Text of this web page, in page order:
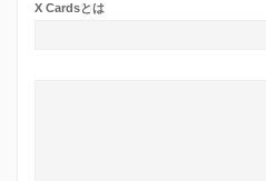
X Cardsとは